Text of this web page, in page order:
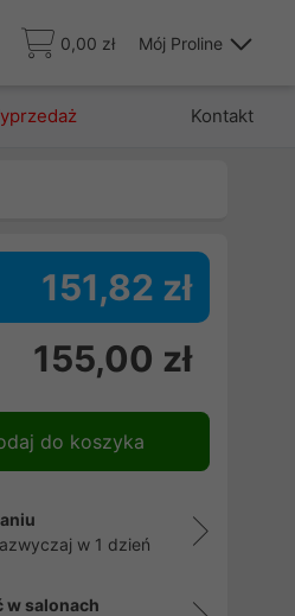
0,00 zł Mój Proline
Kontakt
151,82 zł
155,00 zł
do koszyka
w 1 dzień
w salonach